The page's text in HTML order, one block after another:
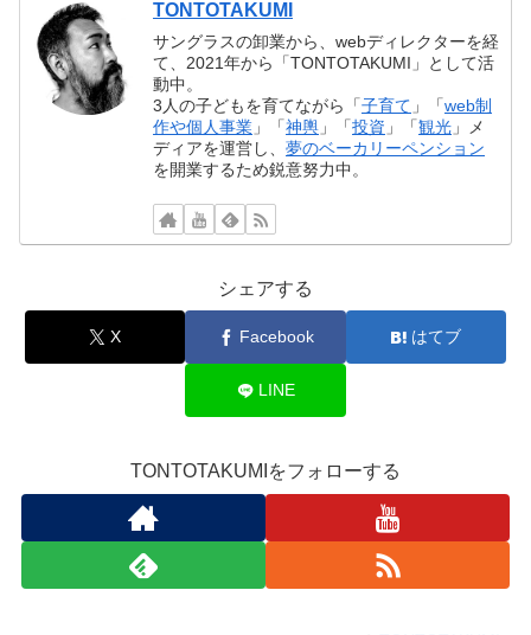
TONTOTAKUMI
サングラスの卸業から、webディレクターを経
て、2021年から「TONTOTAKUMI」として活
動中。
3人の子どもを育てながら「子育て 」「web制
作や個人事業 」「神輿 」「投資 」「観光 」メ
ディアを運営し、夢のベーカリーペンション
を開業するため鋭意努力中。
シェアする
X Facebook はてブ
LINE
TONTOTAKUMIをフォローする